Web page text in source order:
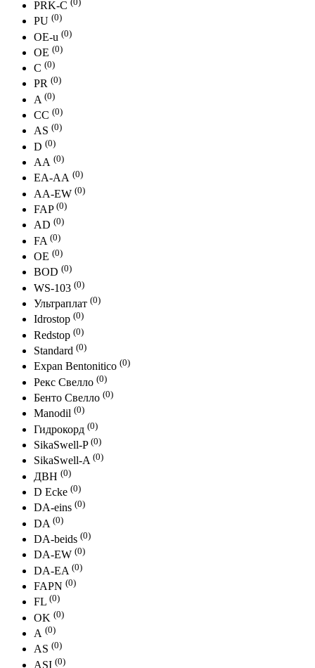
PRK-C
PU (0)
OE-u (0)
OE (0)
С (0)
PR (0)
A (0)
СС (0)
АS (0)
D (0)
АА (0)
EA-AА (0)
AA-EW (0)
FAP (0)
AD (0)
FA (0)
ОЕ (0)
BOD (0)
WS-103 (0)
Ультраплат (0)
Idrostop (0)
Redstop (0)
Standard (0)
Expan Bentonitico (0)
Рекс Свелло (0)
Бенто Свелло (0)
Manodil (0)
Гидрокорд (0)
SikaSwell-P (0)
SikaSwell-A (0)
ДВН (0)
D Ecke (0)
DA-eins (0)
DA (0)
DA-beids (0)
DА-EW (0)
DА-ЕA (0)
FAPN (0)
FL (0)
OK (0)
А (0)
AS (0)
ASI (0)